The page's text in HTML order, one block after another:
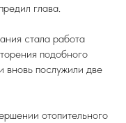
глава.
стала работа
подобного
послужили две
отопительного